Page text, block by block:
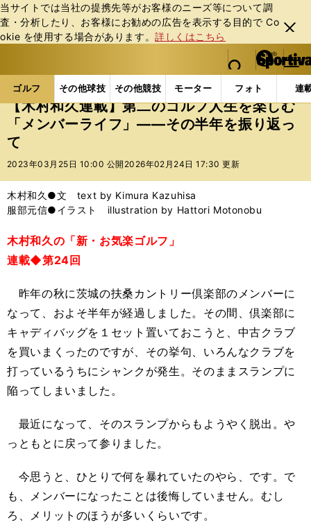
当サイトでは当社の提携先等がお客様のニーズ等について調
査・分析したり、お客様にお勧めの広告を表⽰する⽬的で Co
okie を使⽤する場合があります。詳しくはこちら
閉じ
る
web Sportiva (webスポルティーバ)
検索
マイペ
ー
ジ
メニュ
ゴルフ その他球技 その他競技 モーター フォト 連
ス
ポ
ル
テ
ー
バ
ゴルフの記事一覧 ゴルフ その他 【木村和久連
【木村和久連載】第二のゴルフ人生を楽しむ
「メンバーライフ」――その半年を振り返っ
て
2023年03月25日 10:00 公開 2026年02月24日 17:30 更新
木村和久●文 text by Kimura Kazuhisa
服部元信●イラスト illustration by Hattori Motonobu
木村和久の「新・お気楽ゴルフ」
連載◆第24回
昨年の秋に茨城の扶桑カントリー倶楽部のメンバーに
なって、およそ半年が経過しました。その間、倶楽部に
キャディバッグを１セット置いておこうと、中古クラブ
を買いまくったのですが、その挙句、いろんなクラブを
打っているうちにシャンクが発生。そのままスランプに
陥ってしまいました。
最近になって、そのスランプからもようやく脱出。や
っともとに戻って参りました。
今思うと、ひとりで何を暴れていたのやら、です。で
も、メンバーになったことは後悔していません。むし
ろ、メリットのほうが多いくらいです。